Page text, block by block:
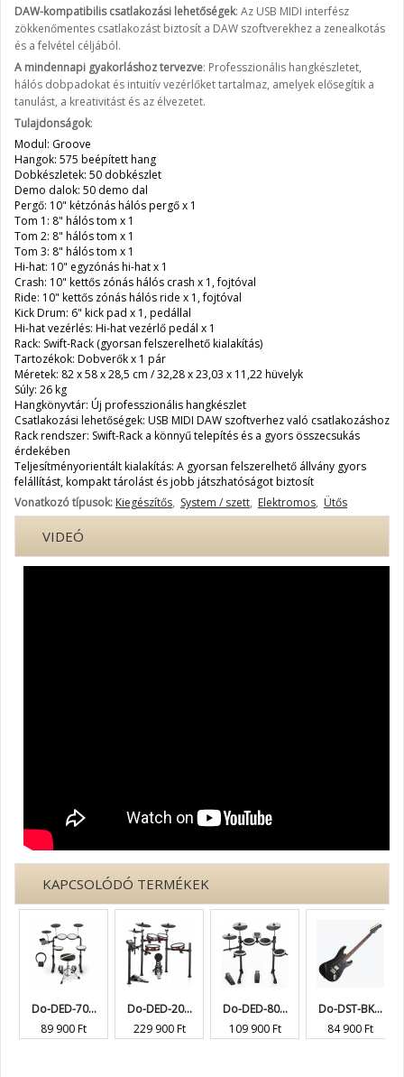
DAW-kompatibilis csatlakozási lehetőségek: Az USB MIDI interfész
zökkenőmentes csatlakozást biztosít a DAW szoftverekhez a zenealkotás
és a felvétel céljából.
A mindennapi gyakorláshoz tervezve: Professzionális hangkészletet,
hálós dobpadokat és intuitív vezérlőket tartalmaz, amelyek elősegítik a
tanulást, a kreativitást és az élvezetet.
Tulajdonságok:
Modul: Groove
Hangok: 575 beépített hang
Dobkészletek: 50 dobkészlet
Demo dalok: 50 demo dal
Pergő: 10" kétzónás hálós pergő x 1
Tom 1: 8" hálós tom x 1
Tom 2: 8" hálós tom x 1
Tom 3: 8" hálós tom x 1
Hi-hat: 10" egyzónás hi-hat x 1
Crash: 10" kettős zónás hálós crash x 1, fojtóval
Ride: 10" kettős zónás hálós ride x 1, fojtóval
Kick Drum: 6" kick pad x 1, pedállal
Hi-hat vezérlés: Hi-hat vezérlő pedál x 1
Rack: Swift-Rack (gyorsan felszerelhető kialakítás)
Tartozékok: Dobverők x 1 pár
Méretek: 82 x 58 x 28,5 cm / 32,28 x 23,03 x 11,22 hüvelyk
Súly: 26 kg
Hangkönyvtár: Új professzionális hangkészlet
Csatlakozási lehetőségek: USB MIDI DAW szoftverhez való csatlakozáshoz
Rack rendszer: Swift-Rack a könnyű telepítés és a gyors összecsukás
érdekében
Teljesítményorientált kialakítás: A gyorsan felszerelhető állvány gyors
felállítást, kompakt tárolást és jobb játszhatóságot biztosít
Vonatkozó típusok: Kiegészítős, System / szett, Elektromos, Ütős
VIDEÓ
KAPCSOLÓDÓ TERMÉKEK
Do-DED-70...
89 900 Ft
Do-DED-20...
229 900 Ft
Do-DED-80...
109 900 Ft
Do-DST-BK...
84 900 Ft